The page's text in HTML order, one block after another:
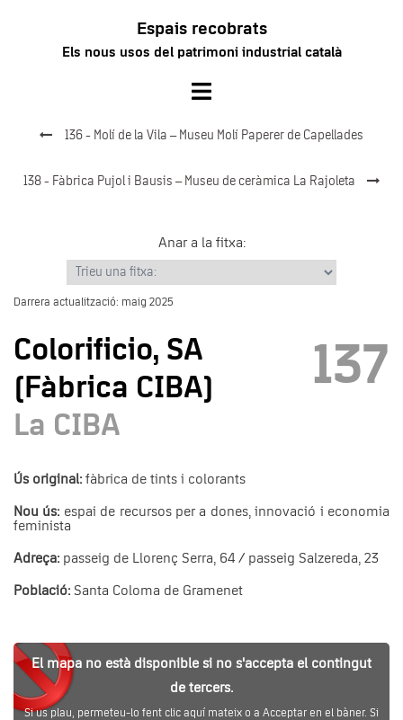
Espais recobrats
Els nous usos del patrimoni industrial català
Toggle
136 - Molí de la Vila – Museu Molí Paperer de Capellades
138 - Fàbrica Pujol i Bausis – Museu de ceràmica La Rajoleta
Anar a la fitxa:
Darrera actualització: maig 2025
137
Colorificio, SA
(Fàbrica CIBA)
La CIBA
Ús original: fàbrica de tints i colorants
Nou ús: espai de recursos per a dones, innovació i economia
feminista
Adreça: passeig de Llorenç Serra, 64 / passeig Salzereda, 23
Població: Santa Coloma de Gramenet
El mapa no està disponible si no s'accepta el contingut
de tercers.
Si us plau, permeteu-lo fent clic aquí mateix o a Acceptar en el bàner. Si